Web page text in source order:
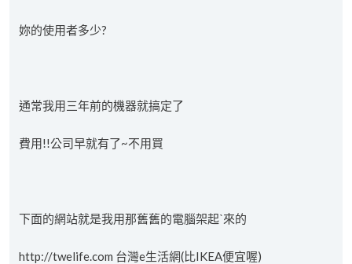
妳的使用者多少?
通常我用三年前的機器就搞定了
費用!!公司早就有了~不用買
下面的網站就是我用那舊舊的電腦架起ˋ來的
http://twelife.com 台灣e生活網(比IKEA便宜喔)